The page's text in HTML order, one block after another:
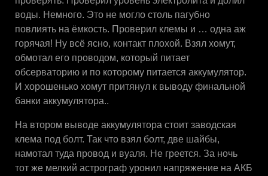
воды. Немного. Это не могло столь пагубно
повлиять на ёмкость. Проверил клемы и … одна аж
горячая! Ну всё ясно, контакт плохой. Взял хомут,
обмотал его проводом, который питает
обсерваторию и по которому питается аккумулятор.
И хорошенько хомут притянул к выводу финальной
банки аккумулятора..
На втором выводе аккумулятора стоит заводская
клема под болт. Так что взял болт, две шайбы,
намотал туда провод и вуаля. Не греется. За ночь
тот же мелкий астрограф уронил напряжение на АКБ